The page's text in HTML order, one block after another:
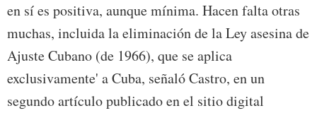
en sí es positiva, aunque mínima. Hacen falta otras
muchas, incluida la eliminación de la Ley asesina de
Ajuste Cubano (de 1966), que se aplica
exclusivamente' a Cuba, señaló Castro, en un
segundo artículo publicado en el sitio digital